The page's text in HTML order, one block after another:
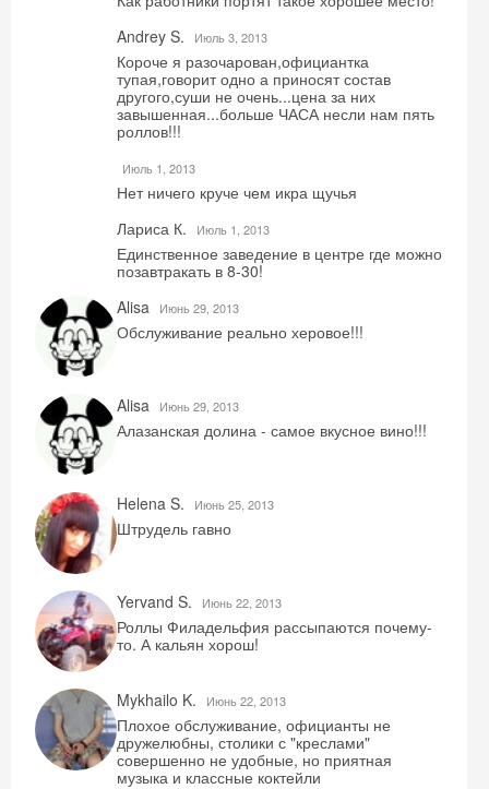
Andrey S.
Июль 3, 2013
Короче я разочарован,официантка
тупая,говорит одно а приносят состав
другого,суши не очень...цена за них
завышенная...больше ЧАСА несли нам пять
роллов!!!
Июль 1, 2013
Нет ничего круче чем икра щучья
Лариса К.
Июль 1, 2013
Единственное заведение в центре где можно
позавтракать в 8-30!
Alisa
Июнь 29, 2013
Обслуживание реально херовое!!!
Alisa Июнь 29, 2013
Алазанская долина - самое вкусное вино!!!
Helena S. Июнь 25, 2013
Штрудель гавно
Yervand S. Июнь 22, 2013
Роллы Филадельфия рассыпаются почему-
то. А кальян хорош!
Mykhailo K. Июнь 22, 2013
Плохое обслуживание, официанты не
дружелюбны, столики с "креслами"
совершенно не удобные, но приятная
музыка и классные коктейли